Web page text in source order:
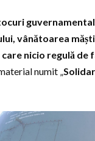
vânătoarea
nicio regulă de
numit „